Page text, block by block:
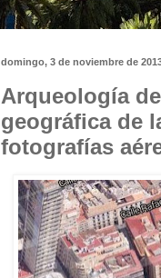
domingo, 3 de noviembre de
Arqueología
geográfica de
fotografías